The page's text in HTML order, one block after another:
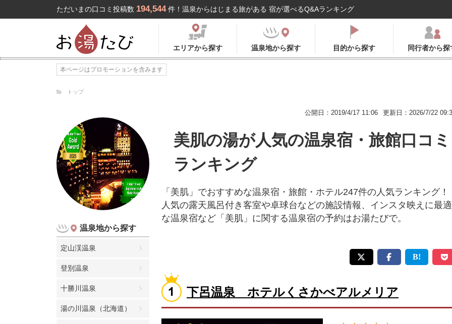
ただいまの口コミ投稿数 194,544 件！温泉からはじまる旅がある 宿が選べるQ&Aランキング
エリアから探す 温泉地から探す 目的から探す 同行者から探
本ページはプロモーションを含みます
トップ
公開日：2019/4/17 11:06 更新日：2026/7/22
温泉地から探す
定山渓温泉
登別温泉
十勝川温泉
湯の川温泉（北海道）
美肌の湯が人気の温泉宿・旅館口コミ
ランキング
「美肌」でおすすめな温泉宿・旅館・ホテル247件の人気ランキング！
人気の露天風呂付き客室や卓球台などの施設情報、インスタ映えに最適
な温泉宿など「美肌」に関する温泉宿の予約はお湯たびで。
下呂温泉 ホテルくさかべアルメリア